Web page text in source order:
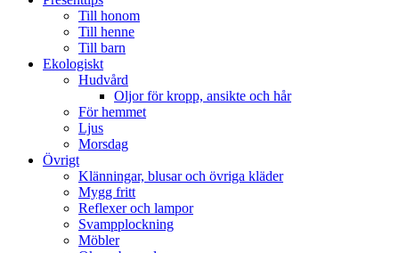
Till honom
Till henne
Till barn
Ekologiskt
Hudvård
Oljor för kropp, ansikte och hår
För hemmet
Ljus
Morsdag
Övrigt
Klänningar, blusar och övriga kläder
Mygg fritt
Reflexer och lampor
Svampplockning
Möbler